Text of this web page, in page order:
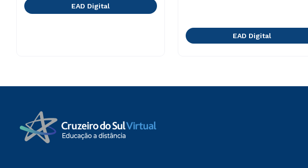
EAD Digital
EAD Digital